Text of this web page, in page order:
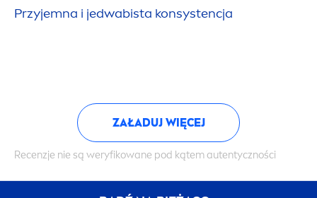
Przyjemna i jedwabista konsystencja
ZAŁADUJ WIĘCEJ
Recenzje nie są weryfikowane pod kątem autentyczności